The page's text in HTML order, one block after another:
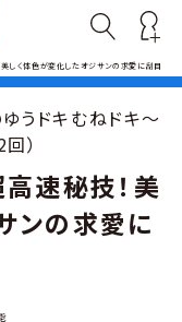
美しく体色が変化したオジサンの求愛に刮目
うドキむねドキ〜
）
速秘技！美
ンの求愛に